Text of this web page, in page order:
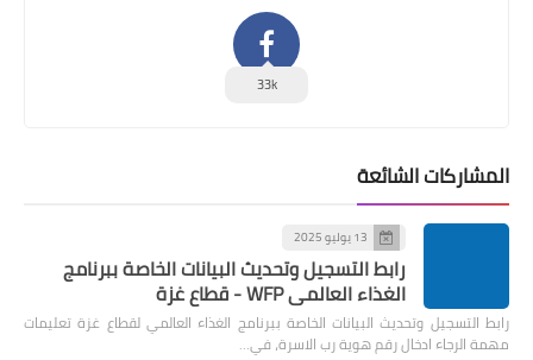
33k
المشاركات الشائعة
13 يوليو 2025
رابط التسجيل وتحديث البيانات الخاصة ببرنامج
الغذاء العالمي WFP - قطاع غزة
رابط التسجيل وتحديث البيانات الخاصة ببرنامج الغذاء العالمي لقطاع غزة تعليمات
مهمة الرجاء ادخال رقم هوية رب الاسرة، في…